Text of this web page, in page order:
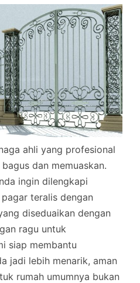
ahli yang profesional
dan memuaskan.
ingin dilengkapi
teralis dengan
diseduaikan dengan
ragu untuk
siap membantu
jadi lebih menarik, aman
rumah umumnya bukan